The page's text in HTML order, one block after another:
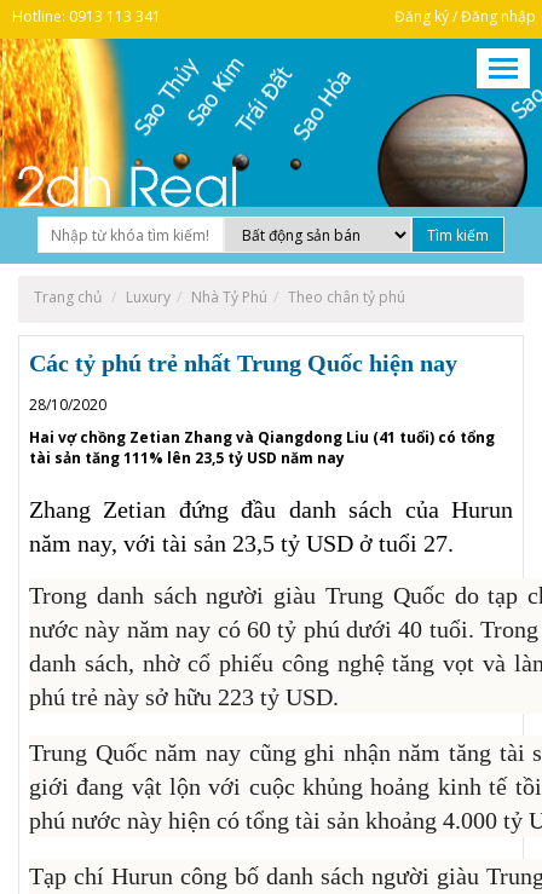
Hotline: 0913 113 341 Đăng ký / Đăng nhập
Trang chủ Luxury Nhà Tỷ Phú Theo chân tỷ phú
Các tỷ phú trẻ nhất Trung Quốc hiện nay
28/10/2020
Hai vợ chồng Zetian Zhang và Qiangdong Liu (41 tuổi) có tổng
tài sản tăng 111% lên 23,5 tỷ USD năm nay
Zhang Zetian đứng đầu danh sách của Hurun
năm nay, với tài sản 23,5 tỷ USD ở tuổi 27.
Trong danh sách người giàu Trung Quốc do tạp
nước này năm nay có 60 tỷ phú dưới 40 tuổi.
danh sách, nhờ cổ phiếu công nghệ tăng vọt và
phú trẻ này sở hữu 223 tỷ USD.
Trung Quốc năm nay cũng ghi nhận năm tăng tài
giới đang vật lộn với cuộc khủng hoảng kinh tế
phú nước này hiện có tổng tài sản khoảng 4.000 tỷ
Tạp chí Hurun công bố danh sách người giàu